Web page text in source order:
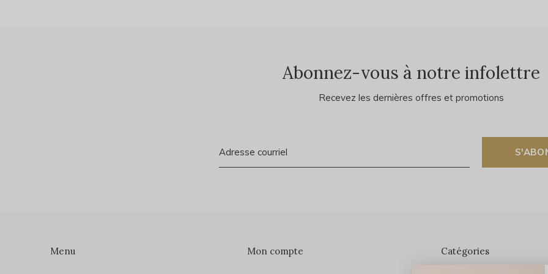
Abonnez-vous à notre infolettre
Recevez les dernières offres et promotions
Menu Mon compte Catégories